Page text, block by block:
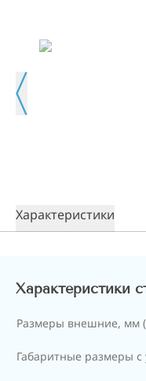
Характеристики
Характеристики
Размеры внешние, мм
Габаритные размеры